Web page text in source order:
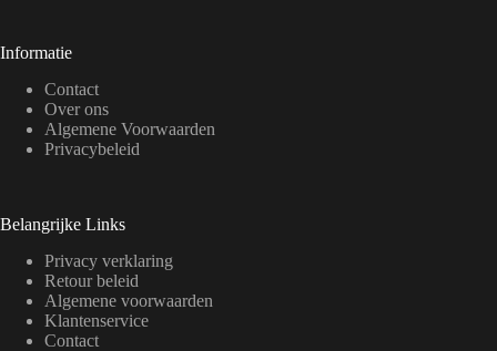
Informatie
Contact
Over ons
Algemene Voorwaarden
Privacybeleid
Belangrijke Links
Privacy verklaring
Retour beleid
Algemene voorwaarden
Klantenservice
Contact